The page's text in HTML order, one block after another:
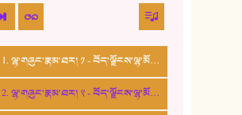
16. ལྷ་བུ་དར་བུ།
17. ང་བོད་པ་ཡིན། - ཕུར་བུ་རྣམ་རྒྱལ།
18. ང་ལ་བྱམས་པའི་ཨ་མ།
1. ལྷ་གཞུང་རྣམ་ཐར། ༡ - བོད་ལྗོངས་ལྷ་མོ་ཚོགས་པ།
2. ལྷ་གཞུང་རྣམ་ཐར། ༢ - བོད་ལྗོངས་ལྷ་མོ་ཚོགས་པ།